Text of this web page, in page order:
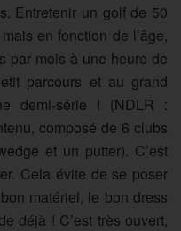
Entretenir un golf de 50
en fonction de l’âge,
par mois à une heure de
parcours et au grand
demi-série ! (NDLR :
composé de 6 clubs
et un putter). C’est
Cela évite de se poser
matériel, le bon dress
déjà ! C’est très ouvert,